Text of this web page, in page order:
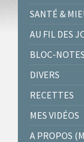
SANTÉ &
AU FIL DES
BLOC-NOTES
DIVERS
RECETTES
MES VIDÉOS
A PROPOS